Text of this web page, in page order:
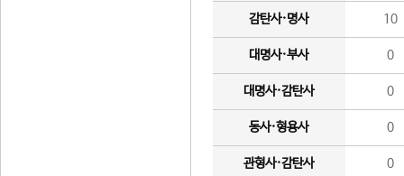
감탄사·명사 10
대명사·부사 0
대명사·감탄사 0
동사·형용사 0
관형사·감탄사 0